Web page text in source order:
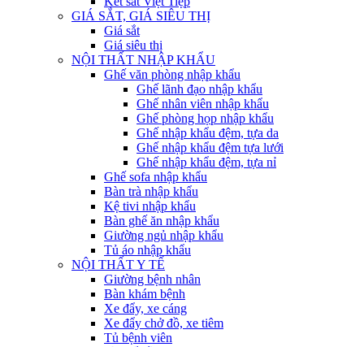
GIÁ SẮT, GIÁ SIÊU THỊ
Giá sắt
Giá siêu thị
NỘI THẤT NHẬP KHẨU
Ghế văn phòng nhập khẩu
Ghế lãnh đạo nhập khẩu
Ghế nhân viên nhập khẩu
Ghế phòng họp nhập khẩu
Ghế nhập khẩu đệm, tựa da
Ghế nhập khẩu đệm tựa lưới
Ghế nhập khẩu đệm, tựa nỉ
Ghế sofa nhập khẩu
Bàn trà nhập khẩu
Kệ tivi nhập khẩu
Bàn ghế ăn nhập khẩu
Giường ngủ nhập khẩu
Tủ áo nhập khẩu
NỘI THẤT Y TẾ
Giường bệnh nhân
Bàn khám bệnh
Xe đẩy, xe cáng
Xe đẩy chở đồ, xe tiêm
Tủ bệnh viên